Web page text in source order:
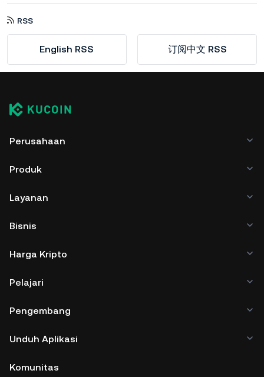
RSS
English RSS 订阅中文 RSS
Perusahaan
Produk
Layanan
Bisnis
Harga Kripto
Pelajari
Pengembang
Unduh Aplikasi
Komunitas